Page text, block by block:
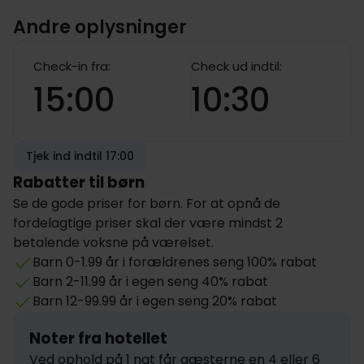
Andre oplysninger
Check-in fra:
15:00
Check ud indtil:
10:30
Tjek ind indtil 17:00
Rabatter til børn
Se de gode priser for børn. For at opnå de
fordelagtige priser skal der være mindst 2
betalende voksne på værelset.
Barn 0-1.99 år i forældrenes seng 100% rabat
Barn 2-11.99 år i egen seng 40% rabat
Barn 12-99.99 år i egen seng 20% rabat
Noter fra hotellet
Ved ophold på 1 nat får gæsterne en 4 eller 6